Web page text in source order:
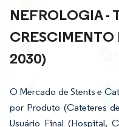
NEFROLOGIA -
CRESCIMENTO
2030)
O Mercado de Stents e
por Produto (Cateteres
Usuário Final (Hospital,